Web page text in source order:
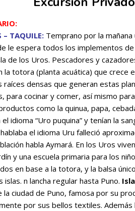
– TAQUILE: Temprano por la
le espera todos los implementos
de los Uros. Pescadores y
totora (planta acuática) que crece
raíces densas que generan estas
para cocinar y comer, así mismo
como la quinua, papa,
idioma “Uro puquina” y tenían la
el idioma Uru falleció
habla Aymará. En los Uros
y una escuela primaria para los
en base a la totora, y la balsa
n lancha regular hasta Puno.
ciudad de Puno, famosa por su
por sus bellos textiles.